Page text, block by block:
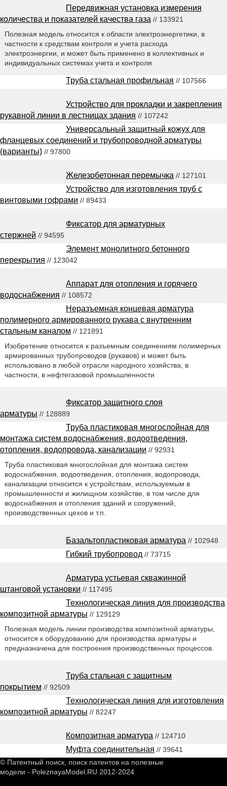
Передвижная установка измерения
количества и показателей качества газа // 133921
Полезная модель относится к области электроэнергетики, в
частности к средствам контроля и учета расхода
электроэнергии, и может быть применено в коллективных и
индивидуальных системах учета и контроля
Труба стальная профильная // 107566
Устройство для прокладки и закрепления
рукавной линии в лестницах здания // 107242
Универсальный защитный кожух для
фланцевых соединений и трубопроводной арматуры
(варианты) // 97800
Железобетонная перемычка // 127101
Устройство для изготовления труб с
винтовыми гофрами // 89433
Фиксатор для арматурных
стержней // 94595
Элемент монолитного бетонного
перекрытия // 123042
Аппарат для отопления и горячего
водоснабжения // 108572
Неразъемная концевая арматура
полимерного армированного рукава с внутренним
стальным каналом // 121891
Изобретение относится к разъемным соединениям полимерных
армированных трубопроводов (рукавов) и может быть
использовано в любой отрасли народного хозяйства, в
частности, в нефтегазовой промышленности
Фиксатор защитного слоя
арматуры // 128889
Труба пластиковая многослойная для
монтажа систем водоснабжения, водоотведения,
отопления, водопровода, канализации // 92931
Труба пластиковая многослойная для монтажа систем
водоснабжения, водоотведения, отопления, водопровода,
канализации относится к устройствам, используемым в
промышленности и жилищном хозяйстве, в том числе для
водоснабжения и отопления зданий и сооружений,
производственных цехов и т.п.
Базальтопластиковая арматура // 102948
Гибкий трубопровод // 73715
Арматура устьевая скважинной
штанговой установки // 117495
Технологическая линия для производства
композитной арматуры // 129129
Полезная модель линии производства композитной арматуры,
относится к оборудованию для производства арматуры и
предназначена для построения производственных процессов.
Труба стальная с защитным
покрытием // 92509
Технологическая линия для изготовления
композитной арматуры // 82247
Композитная арматура // 124710
Муфта соединительная // 39641
© Патентный поиск, поиск патентов на полезные
модели - PoleznayaModel.RU 2012-2024